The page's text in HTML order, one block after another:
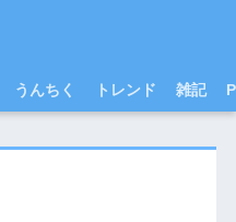
うんちく トレンド 雑記